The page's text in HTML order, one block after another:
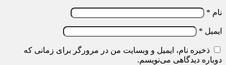
نام *
ایمیل *
ذخیره نام، ایمیل و وبسایت من در مرورگر برای زمانی که
دوباره دیدگاهی می‌نویسم.